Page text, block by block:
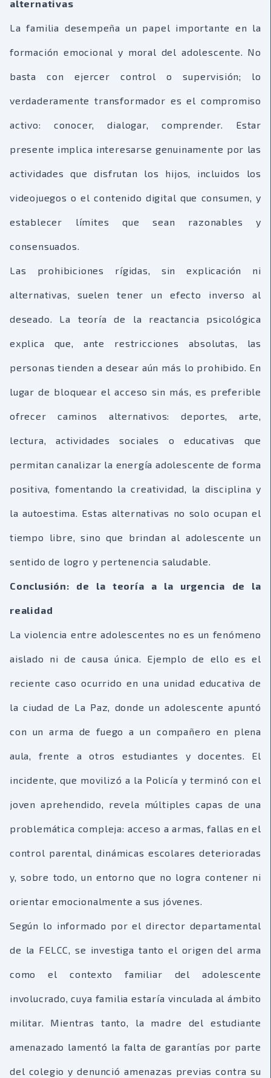
alternativas
La familia desempeña un papel importante en la
formación emocional y moral del adolescente. No
basta con ejercer control o supervisión; lo
verdaderamente transformador es el compromiso
activo: conocer, dialogar, comprender. Estar
presente implica interesarse genuinamente por las
actividades que disfrutan los hijos, incluidos los
videojuegos o el contenido digital que consumen, y
establecer límites que sean razonables y
consensuados.
Las prohibiciones rígidas, sin explicación ni
alternativas, suelen tener un efecto inverso al
deseado. La teoría de la reactancia psicológica
explica que, ante restricciones absolutas, las
personas tienden a desear aún más lo prohibido. En
lugar de bloquear el acceso sin más, es preferible
ofrecer caminos alternativos: deportes, arte,
lectura, actividades sociales o educativas que
permitan canalizar la energía adolescente de forma
positiva, fomentando la creatividad, la disciplina y
la autoestima. Estas alternativas no solo ocupan el
tiempo libre, sino que brindan al adolescente un
sentido de logro y pertenencia saludable.
Conclusión: de la teoría a la urgencia de la
realidad
La violencia entre adolescentes no es un fenómeno
aislado ni de causa única. Ejemplo de ello es el
reciente caso ocurrido en una unidad educativa de
la ciudad de La Paz, donde un adolescente apuntó
con un arma de fuego a un compañero en plena
aula, frente a otros estudiantes y docentes. El
incidente, que movilizó a la Policía y terminó con el
joven aprehendido, revela múltiples capas de una
problemática compleja: acceso a armas, fallas en el
control parental, dinámicas escolares deterioradas
y, sobre todo, un entorno que no logra contener ni
orientar emocionalmente a sus jóvenes.
Según lo informado por el director departamental
de la FELCC, se investiga tanto el origen del arma
como el contexto familiar del adolescente
involucrado, cuya familia estaría vinculada al ámbito
militar. Mientras tanto, la madre del estudiante
amenazado lamentó la falta de garantías por parte
del colegio y denunció amenazas previas contra su